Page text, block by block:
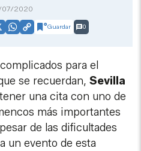
2020
WhatsApp
CopyGuardar 0
para el
se recuerdan,Sevilla
una cita con uno de
más importantes
de las dificultades
un evento de esta